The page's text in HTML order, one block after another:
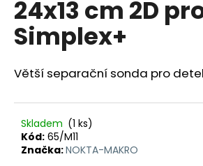
24x13 cm 2D
Simplex+
Větší separační sonda pro
Skladem (1 ks)
Kód: 65/M11
Značka:NOKTA-MAKRO
a
j
t